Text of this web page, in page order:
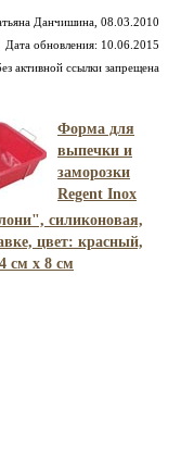
Данчишина, 08.03.2010
Дата обновления: 10.06.2015
активной ссылки запрещена
Форма для
выпечки и
заморозки
Regent Inox
силиконовая,
цвет: красный,
см х 8 см